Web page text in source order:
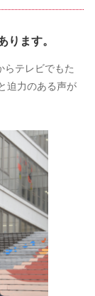
ります。
テレビでもた
迫力のある声が